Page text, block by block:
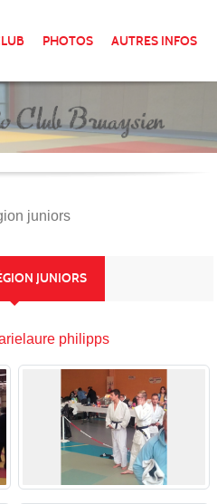
PHOTOS AUTRES INFOS
juniors
JUNIORS
philipps